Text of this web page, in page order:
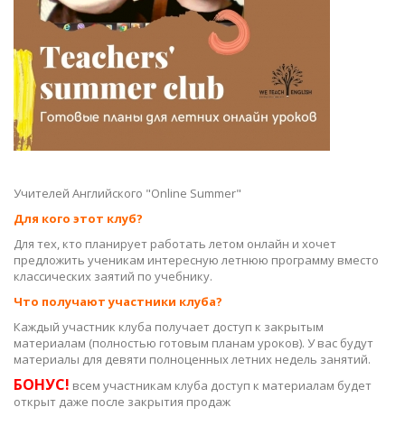
Учителей Английского "Online Summer"
Для кого этот клуб?
Для тех, кто планирует работать летом онлайн и хочет
предложить ученикам интересную летнюю программу вместо
классических заятий по учебнику.
Что получают участники клуба?
Каждый участник клуба получает доступ к закрытым
материалам (полностью готовым планам уроков). У вас будут
материалы для девяти полноценных летних недель занятий.
БОНУС! всем участникам клуба доступ к материалам будет
открыт даже после закрытия продаж